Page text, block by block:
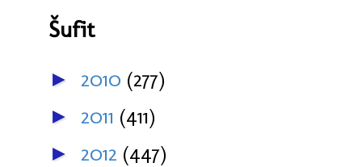
Šufit
► 2010 (277)
► 2011 (411)
► 2012 (447)